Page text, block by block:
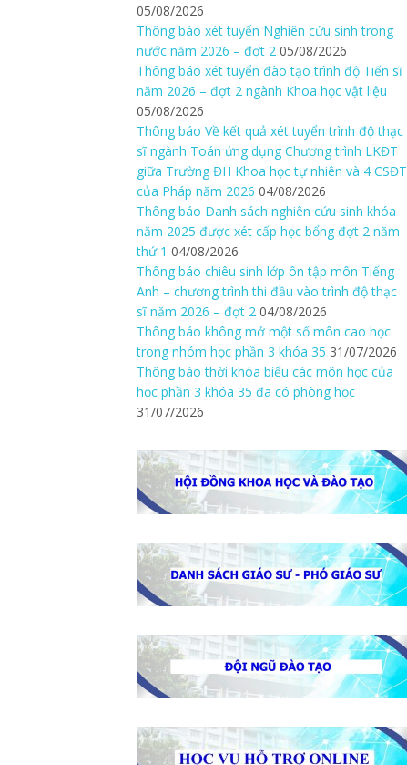
05/08/2026
Thông báo xét tuyển Nghiên cứu sinh trong
nước năm 2026 – đợt 2 05/08/2026
Thông báo xét tuyển đào tạo trình độ Tiến sĩ
năm 2026 – đợt 2 ngành Khoa học vật liệu
05/08/2026
Thông báo Về kết quả xét tuyển trình độ thạc
sĩ ngành Toán ứng dụng Chương trình LKĐT
giữa Trường ĐH Khoa học tự nhiên và 4 CSĐT
của Pháp năm 2026 04/08/2026
Thông báo Danh sách nghiên cứu sinh khóa
năm 2025 được xét cấp học bổng đợt 2 năm
thứ 1 04/08/2026
Thông báo chiêu sinh lớp ôn tập môn Tiếng
Anh – chương trình thi đầu vào trình độ thạc
sĩ năm 2026 – đợt 2 04/08/2026
Thông báo không mở một số môn cao học
trong nhóm học phần 3 khóa 35 31/07/2026
Thông báo thời khóa biểu các môn học của
học phần 3 khóa 35 đã có phòng học
31/07/2026